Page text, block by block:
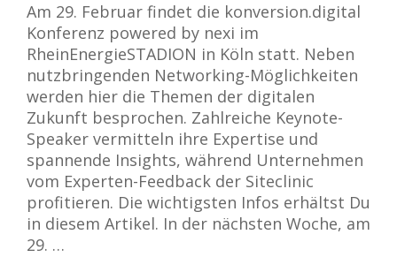
Am 29. Februar findet die konversion.digital
Konferenz powered by nexi im
RheinEnergieSTADION in Köln statt. Neben
nutzbringenden Networking-Möglichkeiten
werden hier die Themen der digitalen
Zukunft besprochen. Zahlreiche Keynote-
Speaker vermitteln ihre Expertise und
spannende Insights, während Unternehmen
vom Experten-Feedback der Siteclinic
profitieren. Die wichtigsten Infos erhältst Du
in diesem Artikel. In der nächsten Woche, am
29. …